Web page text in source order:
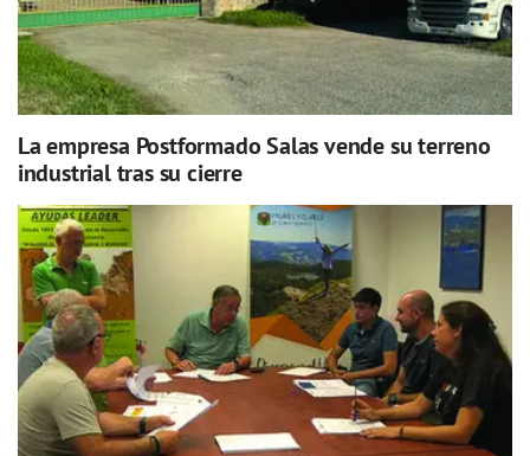
La empresa Postformado Salas vende su terreno
industrial tras su cierre